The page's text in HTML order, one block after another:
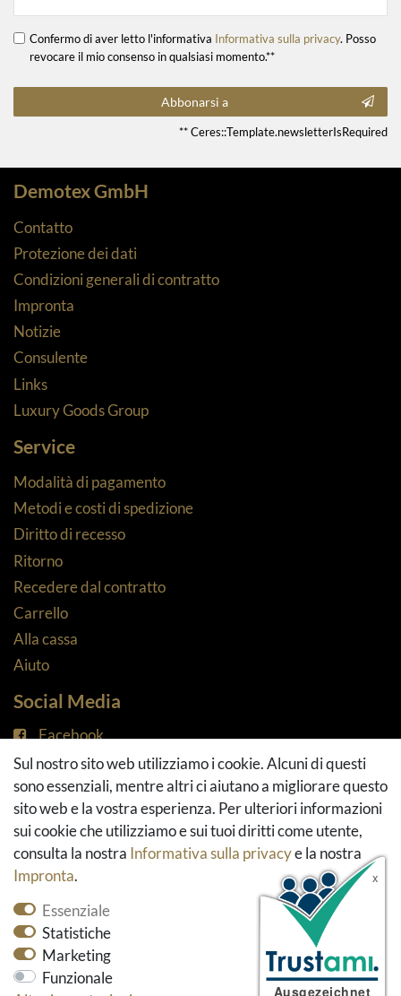
Confermo di aver letto l'informativa Informativa sulla privacy. Posso
revocare il mio consenso in qualsiasi momento.**
Abbonarsi a
** Ceres::Template.newsletterIsRequired
Demotex GmbH
Contatto
Protezione dei dati
Condizioni generali di contratto
Impronta
Notizie
Consulente
Links
Luxury Goods Group
Service
Modalità di pagamento
Metodi e costi di spedizione
Diritto di recesso
Ritorno
Recedere dal contratto
Carrello
Alla cassa
Aiuto
Social Media
Facebook
Instagram
Pinterest
Youtube
Houzz
* Tutti i prezzi includono l'imposta sul valore
Sul nostro sito web utilizziamo i cookie. Alcuni di questi
sono essenziali, mentre altri ci aiutano a migliorare questo
sito web e la vostra esperienza. Per ulteriori informazioni
sui cookie che utilizziamo e sui tuoi diritti come utente,
consulta la nostra Informativa sulla privacye la nostra
Impronta.
Essenziale
Statistiche
Marketing
Funzionale